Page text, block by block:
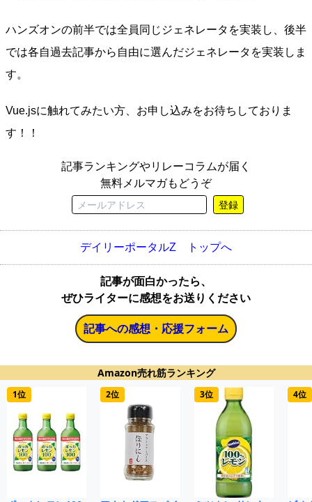
ハンズオンの前半では全員同じジェネレータを実装し、後半
では各自過去記事から自由に選んだジェネレータを実装しま
す。
Vue.jsに触れてみたい方、お申し込みをお待ちしておりま
す！！
記事ランキングやリレーコラムが届く
無料メルマガもどうぞ
登録
デイリーポータルZ トップへ
記事が面白かったら、
ぜひライターに感想をお送りください
記事への感想・応援フォーム
Amazon売れ筋ランキング
1位 2位 3位 4位